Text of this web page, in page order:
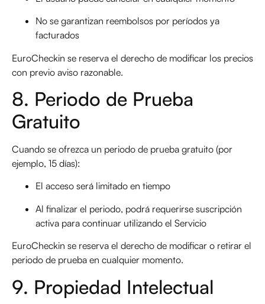
No se garantizan reembolsos por períodos ya
facturados
EuroCheckin se reserva el derecho de modificar los precios
con previo aviso razonable.
8. Periodo de Prueba
Gratuito
Cuando se ofrezca un periodo de prueba gratuito (por
ejemplo, 15 días):
El acceso será limitado en tiempo
Al finalizar el periodo, podrá requerirse suscripción
activa para continuar utilizando el Servicio
EuroCheckin se reserva el derecho de modificar o retirar el
periodo de prueba en cualquier momento.
9. Propiedad Intelectual